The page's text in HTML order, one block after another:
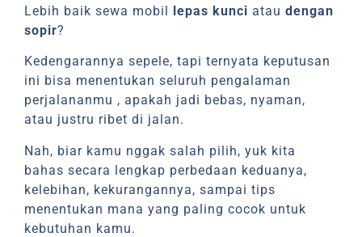
Lebih baik sewa mobil lepas kunci ataudengan
sopir?
Kedengarannya sepele, tapi ternyata keputusan
ini bisa menentukan seluruh pengalaman
perjalananmu , apakah jadi bebas, nyaman,
atau justru ribet di jalan.
Nah, biar kamu nggak salah pilih, yuk kita
bahas secara lengkap perbedaan keduanya,
kelebihan, kekurangannya, sampai tips
menentukan mana yang paling cocok untuk
kebutuhan kamu.